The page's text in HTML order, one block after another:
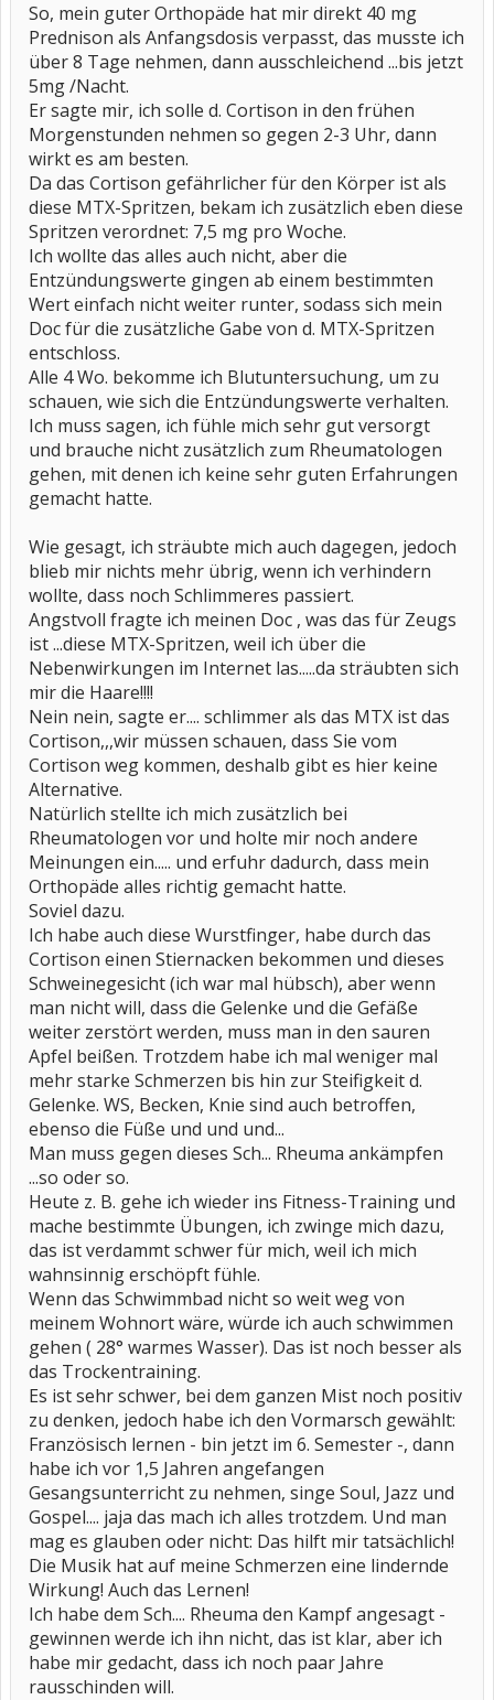
So, mein guter Orthopäde hat mir direkt 40 mg
Prednison als Anfangsdosis verpasst, das musste ich
über 8 Tage nehmen, dann ausschleichend ...bis jetzt
5mg /Nacht.
Er sagte mir, ich solle d. Cortison in den frühen
Morgenstunden nehmen so gegen 2-3 Uhr, dann
wirkt es am besten.
Da das Cortison gefährlicher für den Körper ist als
diese MTX-Spritzen, bekam ich zusätzlich eben diese
Spritzen verordnet: 7,5 mg pro Woche.
Ich wollte das alles auch nicht, aber die
Entzündungswerte gingen ab einem bestimmten
Wert einfach nicht weiter runter, sodass sich mein
Doc für die zusätzliche Gabe von d. MTX-Spritzen
entschloss.
Alle 4 Wo. bekomme ich Blutuntersuchung, um zu
schauen, wie sich die Entzündungswerte verhalten.
Ich muss sagen, ich fühle mich sehr gut versorgt
und brauche nicht zusätzlich zum Rheumatologen
gehen, mit denen ich keine sehr guten Erfahrungen
gemacht hatte.
Wie gesagt, ich sträubte mich auch dagegen, jedoch
blieb mir nichts mehr übrig, wenn ich verhindern
wollte, dass noch Schlimmeres passiert.
Angstvoll fragte ich meinen Doc , was das für Zeugs
ist ...diese MTX-Spritzen, weil ich über die
Nebenwirkungen im Internet las.....da sträubten sich
mir die Haare!!!!
Nein nein, sagte er.... schlimmer als das MTX ist das
Cortison,,,wir müssen schauen, dass Sie vom
Cortison weg kommen, deshalb gibt es hier keine
Alternative.
Natürlich stellte ich mich zusätzlich bei
Rheumatologen vor und holte mir noch andere
Meinungen ein..... und erfuhr dadurch, dass mein
Orthopäde alles richtig gemacht hatte.
Soviel dazu.
Ich habe auch diese Wurstfinger, habe durch das
Cortison einen Stiernacken bekommen und dieses
Schweinegesicht (ich war mal hübsch), aber wenn
man nicht will, dass die Gelenke und die Gefäße
weiter zerstört werden, muss man in den sauren
Apfel beißen. Trotzdem habe ich mal weniger mal
mehr starke Schmerzen bis hin zur Steifigkeit d.
Gelenke. WS, Becken, Knie sind auch betroffen,
ebenso die Füße und und und...
Man muss gegen dieses Sch... Rheuma ankämpfen
...so oder so.
Heute z. B. gehe ich wieder ins Fitness-Training und
mache bestimmte Übungen, ich zwinge mich dazu,
das ist verdammt schwer für mich, weil ich mich
wahnsinnig erschöpft fühle.
Wenn das Schwimmbad nicht so weit weg von
meinem Wohnort wäre, würde ich auch schwimmen
gehen ( 28° warmes Wasser). Das ist noch besser als
das Trockentraining.
Es ist sehr schwer, bei dem ganzen Mist noch positiv
zu denken, jedoch habe ich den Vormarsch gewählt:
Französisch lernen - bin jetzt im 6. Semester -, dann
habe ich vor 1,5 Jahren angefangen
Gesangsunterricht zu nehmen, singe Soul, Jazz und
Gospel.... jaja das mach ich alles trotzdem. Und man
mag es glauben oder nicht: Das hilft mir tatsächlich!
Die Musik hat auf meine Schmerzen eine lindernde
Wirkung! Auch das Lernen!
Ich habe dem Sch.... Rheuma den Kampf angesagt -
gewinnen werde ich ihn nicht, das ist klar, aber ich
habe mir gedacht, dass ich noch paar Jahre
rausschinden will.